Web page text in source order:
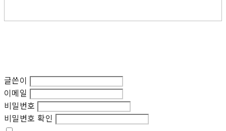
글쓴이
이메일
비밀번호
비밀번호 확인